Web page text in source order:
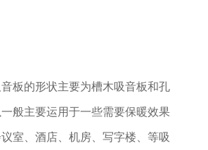
板的形状主要为槽木吸音板和孔
般主要运用于一些需要保暖效果
室、酒店、机房、写字楼、等吸